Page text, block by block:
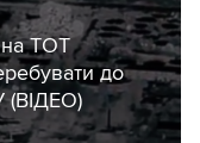
ТОТ
до
(ВIДЕО)